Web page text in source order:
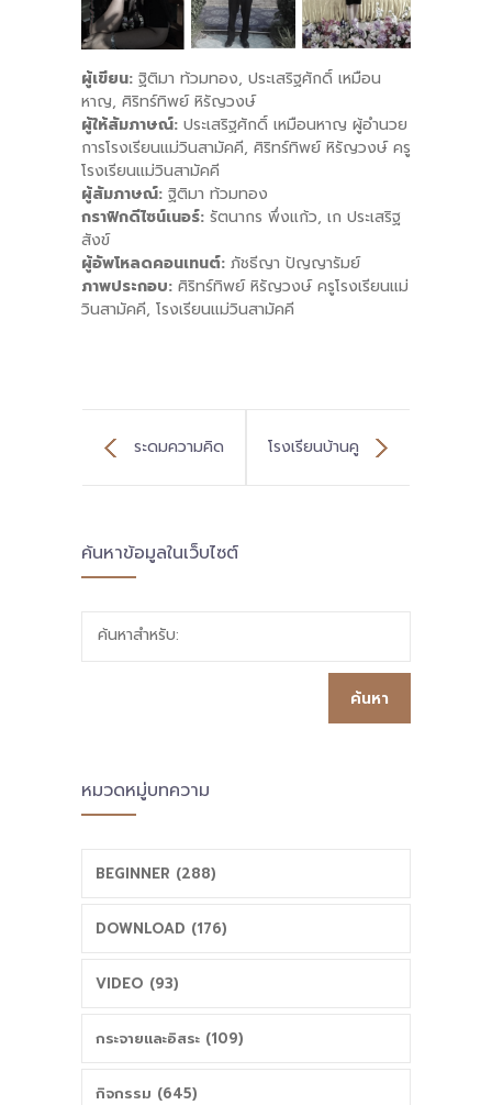
ผู้เขียน: ฐิติมา ท้วมทอง, ประเสริฐศักดิ์ เหมือน
หาญ, ศิริทร์ทิพย์ หิรัญวงษ์
ผู้ให้สัมภาษณ์: ประเสริฐศักดิ์ เหมือนหาญ ผู้อำนวย
การโรงเรียนแม่วินสามัคคี, ศิริทร์ทิพย์ หิรัญวงษ์ ครู
โรงเรียนแม่วินสามัคคี
ผู้สัมภาษณ์: ฐิติมา ท้วมทอง
กราฟิกดีไซน์เนอร์: รัตนากร พึ่งแก้ว, เก ประเสริฐ
สังข์
ผู้อัพโหลดคอนเทนต์: ภัชธีญา ปัญญารัมย์
ภาพประกอบ: ศิริทร์ทิพย์ หิรัญวงษ์ ครูโรงเรียนแม่
วินสามัคคี, โรงเรียนแม่วินสามัคคี
ระดมความคิด
Live เสวนา “The
โรงเรียนบ้านคู
สมรรถนะ เน้นจิต
ค้นหาข้อมูลในเว็บไซต์
ค้นหาสำหรับ:
หมวดหมู่บทความ
BEGINNER (288)
DOWNLOAD (176)
VIDEO (93)
กระจายและอิสระ (109)
กิจกรรม (645)